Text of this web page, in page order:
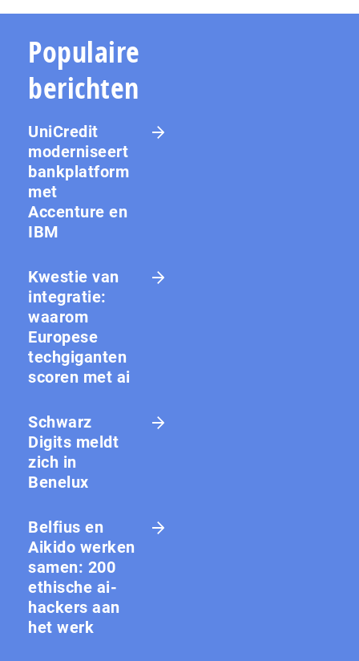
Populaire
berichten
UniCredit
moderniseert
bankplatform
met
Accenture en
IBM
Kwestie van
integratie:
waarom
Europese
techgiganten
scoren met ai
Schwarz
Digits meldt
zich in
Benelux
Belfius en
Aikido werken
samen: 200
ethische ai-
hackers aan
het werk